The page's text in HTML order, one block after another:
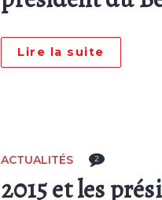
Lire la suite
ACTUALITÉS 2
2015 et les